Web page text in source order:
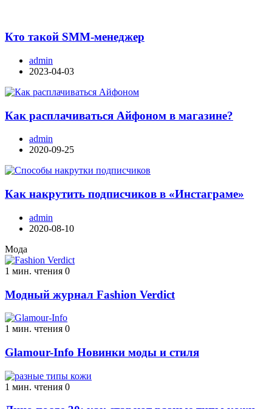
Кто такой SMM-менеджер
admin
2023-04-03
Как расплачиваться Айфоном в магазине?
admin
2020-09-25
Как накрутить подписчиков в «Инстаграме»
admin
2020-08-10
Мода
1 мин. чтения 0
Модный журнал Fashion Verdict
1 мин. чтения 0
Glamour-Info Новинки моды и стиля
1 мин. чтения 0